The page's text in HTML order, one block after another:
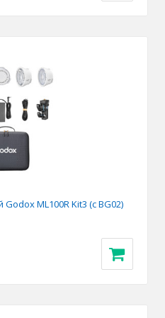
ML100R Kit3 (с BG02)